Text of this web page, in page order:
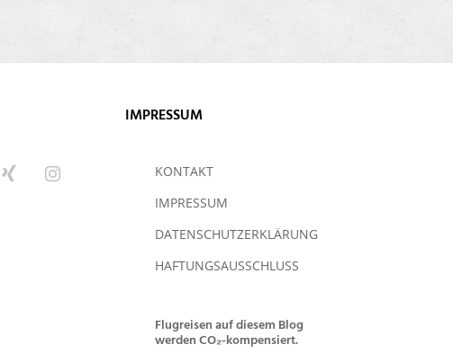
IMPRESSUM
KONTAKT
IMPRESSUM
DATENSCHUTZERKLÄRUNG
HAFTUNGSAUSSCHLUSS
Flugreisen auf diesem Blog
werden CO₂-kompensiert.